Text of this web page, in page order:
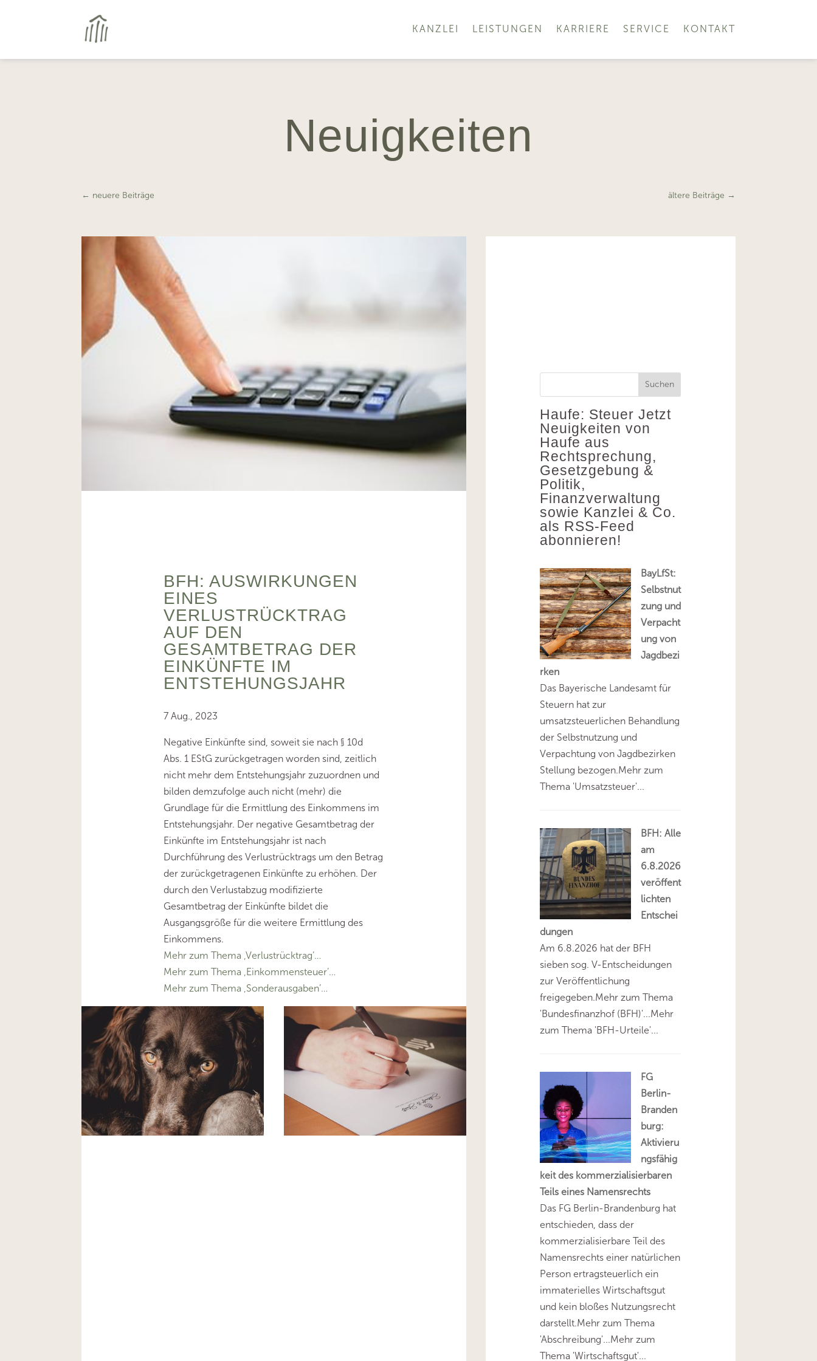
KANZLEI LEISTUNGEN KARRIERE SERVICE KONTAKT
Neuigkeiten
← neuere Beiträge ältere Beiträge →
BFH: AUSWIRKUNGEN
EINES
VERLUSTRÜCKTRAG
AUF DEN
GESAMTBETRAG DER
EINKÜNFTE IM
ENTSTEHUNGSJAHR
7 Aug., 2023
Negative Einkünfte sind, soweit sie nach § 10d
Abs. 1 EStG zurückgetragen worden sind, zeitlich
nicht mehr dem Entstehungsjahr zuzuordnen und
bilden demzufolge auch nicht (mehr) die
Grundlage für die Ermittlung des Einkommens im
Entstehungsjahr. Der negative Gesamtbetrag der
Einkünfte im Entstehungsjahr ist nach
Durchführung des Verlustrücktrags um den Betrag
der zurückgetragenen Einkünfte zu erhöhen. Der
durch den Verlustabzug modifizierte
Gesamtbetrag der Einkünfte bildet die
Ausgangsgröße für die weitere Ermittlung des
Einkommens.
Mehr zum Thema ‚Verlustrücktrag’…
Mehr zum Thema ‚Einkommensteuer’…
Mehr zum Thema ‚Sonderausgaben’…
Suchen
Haufe: Steuer Jetzt
Neuigkeiten von
Haufe aus
Rechtsprechung,
Gesetzgebung &
Politik,
Finanzverwaltung
sowie Kanzlei & Co.
als RSS-Feed
abonnieren!
BayLfSt:
Selbstnut
zung und
Verpacht
ung von
Jagdbezi
rken
Das Bayerische Landesamt für
Steuern hat zur
umsatzsteuerlichen Behandlung
der Selbstnutzung und
Verpachtung von Jagdbezirken
Stellung bezogen.Mehr zum
Thema 'Umsatzsteuer'...
BFH: Alle
am
6.8.2026
veröffent
lichten
Entschei
dungen
Am 6.8.2026 hat der BFH
sieben sog. V-Entscheidungen
zur Veröffentlichung
freigegeben.Mehr zum Thema
'Bundesfinanzhof (BFH)'...Mehr
zum Thema 'BFH-Urteile'...
FG
Berlin-
Branden
burg:
Aktivieru
ngsfähig
keit des kommerzialisierbaren
Teils eines Namensrechts
Das FG Berlin-Brandenburg hat
entschieden, dass der
kommerzialisierbare Teil des
Namensrechts einer natürlichen
Person ertragsteuerlich ein
immaterielles Wirtschaftsgut
und kein bloßes Nutzungsrecht
darstellt.Mehr zum Thema
'Abschreibung'...Mehr zum
Thema 'Wirtschaftsgut'...